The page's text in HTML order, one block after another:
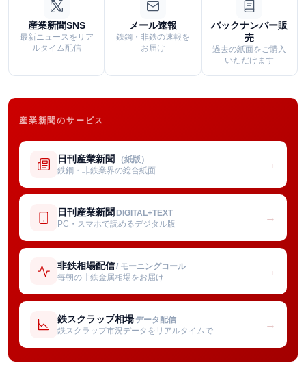
産業新聞SNS
最新ニュースをリア
ルタイム配信
メール速報
鉄鋼・非鉄の速報を
お届け
バックナンバー販
売
過去の紙面をご購入
いただけます
産業新聞のサービス
日刊産業新聞 （紙版）
鉄鋼・非鉄業界の総合紙面
→
日刊産業新聞 DIGITAL+TEXT
PC・スマホで読めるデジタル版
→
非鉄相場配信/ モーニングコール
毎朝の非鉄金属相場をお届け
→
鉄スクラップ相場 データ配信
鉄スクラップ市況データをリアルタイムで
→